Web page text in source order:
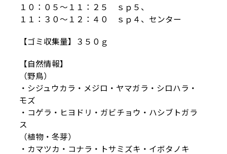
１０：０５～１１：２５ ｓｐ５、
１１：３０～１２：４０ ｓｐ４、センター
【ゴミ収集量】３５０ｇ
【自然情報】
（野鳥）
・シジュウカラ・メジロ・ヤマガラ・シロハラ・
モズ
・コゲラ・ヒヨドリ・ガビチョウ・ハシブトガラ
ス
（植物・冬芽）
・カマツカ・コナラ・トサミズキ・イボタノキ